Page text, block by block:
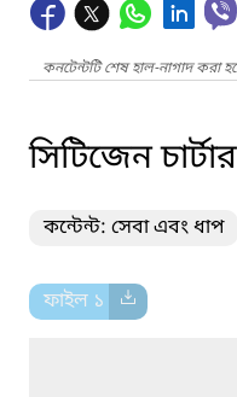
কনটেন্টটি শেষ হাল-নাগাদ
সিটিজেন চার্টার
কন্টেন্ট: সেবা এবং ধাপ
ফাইল ১